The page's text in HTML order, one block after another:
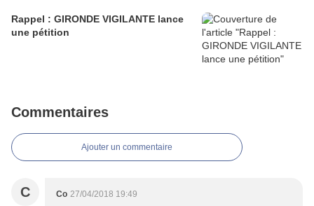
Rappel : GIRONDE VIGILANTE lance
une pétition
Commentaires
Ajouter un commentaire
C Co 27/04/2018 19:49